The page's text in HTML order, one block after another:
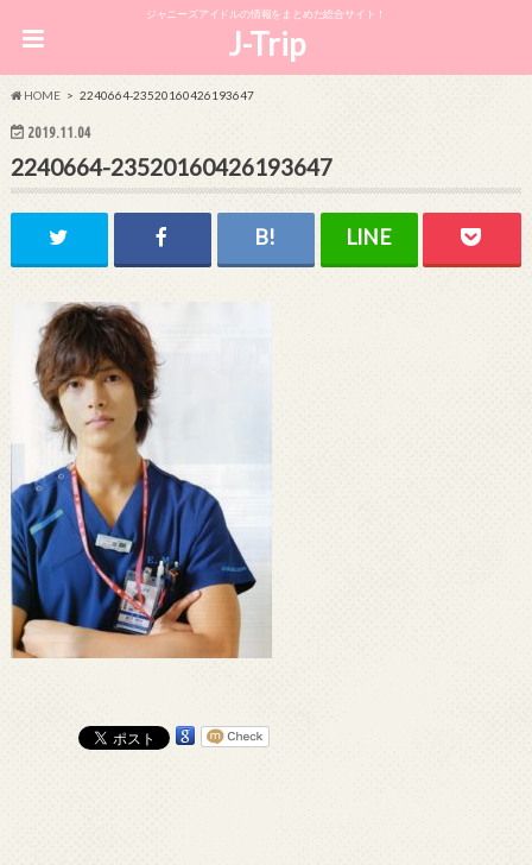
ジャニーズアイドルの情報をまとめた総合サイト！
J-Trip
HOME 2240664-23520160426193647
2019.11.04
2240664-23520160426193647